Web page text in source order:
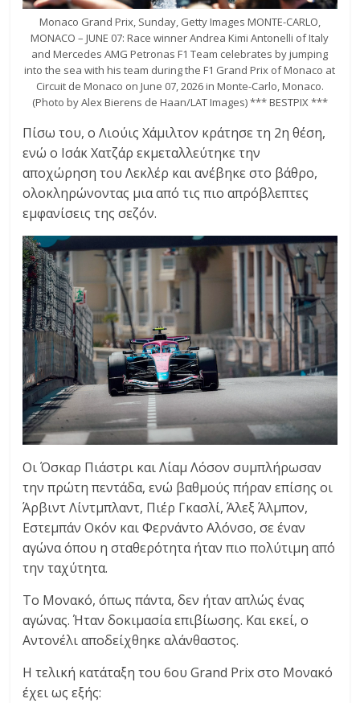
Monaco Grand Prix, Sunday, Getty Images MONTE-CARLO,
MONACO – JUNE 07: Race winner Andrea Kimi Antonelli of Italy
and Mercedes AMG Petronas F1 Team celebrates by jumping
into the sea with his team during the F1 Grand Prix of Monaco at
Circuit de Monaco on June 07, 2026 in Monte-Carlo, Monaco.
(Photo by Alex Bierens de Haan/LAT Images) *** BESTPIX ***
Πίσω του, ο Λιούις Χάμιλτον κράτησε τη 2η θέση,
ενώ ο Ισάκ Χατζάρ εκμεταλλεύτηκε την
αποχώρηση του Λεκλέρ και ανέβηκε στο βάθρο,
ολοκληρώνοντας μια από τις πιο απρόβλεπτες
εμφανίσεις της σεζόν.
Οι Όσκαρ Πιάστρι και Λίαμ Λόσον συμπλήρωσαν
την πρώτη πεντάδα, ενώ βαθμούς πήραν επίσης οι
Άρβιντ Λίντμπλαντ, Πιέρ Γκασλί, Άλεξ Άλμπον,
Εστεμπάν Οκόν και Φερνάντο Αλόνσο, σε έναν
αγώνα όπου η σταθερότητα ήταν πιο πολύτιμη από
την ταχύτητα.
Το Μονακό, όπως πάντα, δεν ήταν απλώς ένας
αγώνας. Ήταν δοκιμασία επιβίωσης. Και εκεί, ο
Αντονέλι αποδείχθηκε αλάνθαστος.
Η τελική κατάταξη του 6ου Grand Prix στο Μονακό
έχει ως εξής: